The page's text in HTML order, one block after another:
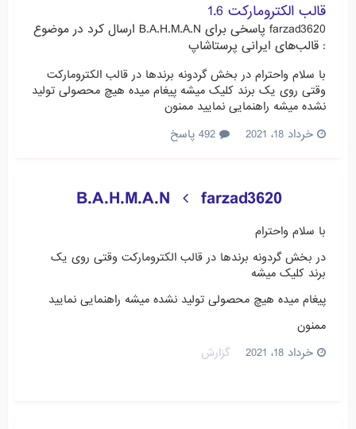
قالب الکترومارکت 1.6
farzad3620 پاسخی برای B.A.H.M.A.N ارسال کرد در موضوع
: قالب‌های ایرانی پرستاشاپ
با سلام واحترام در بخش گردونه برندها در قالب الکترومارکت
وقتی روی یک برند کلیک میشه پیغام میده هیچ محصولی تولید
نشده میشه راهنمایی نمایید ممنون
خرداد 18، 2021
farzad3620
B.A.H.M.A.N
با سلام واحترام
در بخش گردونه برندها در قالب الکترومارکت وقتی روی یک
برند کلیک میشه
پیغام میده هیچ محصولی تولید نشده میشه راهنمایی نمایید
ممنون
خرداد 18، 2021
گزارش